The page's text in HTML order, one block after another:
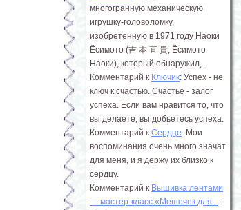
многогранную механическую
игрушку-головоломку,
изобретенную в 1971 году Наоки
Ёсимото (吉 本 直 貴, Ёсимото
Наоки), который обнаружил,...
Комментарий к Ключик: Успех - не
ключ к счастью. Счастье - залог
успеха. Если вам нравится то, что
вы делаете, вы добьетесь успеха.
Комментарий к Сердце: Мои
воспоминания очень много значат
для меня, и я держу их близко к
сердцу.
Комментарий к Вышивка лентами
― мастер-класс «Мешочек для...: